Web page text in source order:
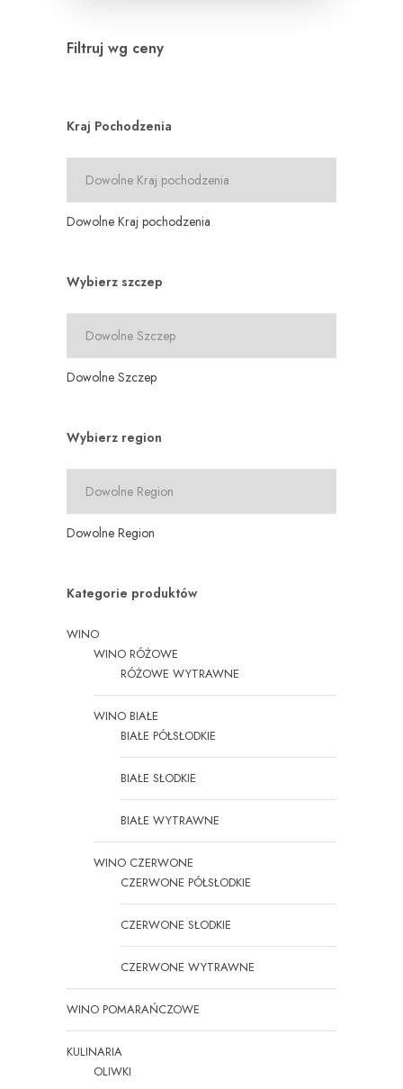
Filtruj wg ceny
Kraj Pochodzenia
Dowolne Kraj pochodzenia
Wybierz szczep
Dowolne Szczep
Wybierz region
Dowolne Region
Kategorie produktów
WINO
WINO RÓŻOWE
RÓŻOWE WYTRAWNE
WINO BIAŁE
BIAŁE PÓŁSŁODKIE
BIAŁE SŁODKIE
BIAŁE WYTRAWNE
WINO CZERWONE
CZERWONE PÓŁSŁODKIE
CZERWONE SŁODKIE
CZERWONE WYTRAWNE
WINO POMARAŃCZOWE
KULINARIA
OLIWKI